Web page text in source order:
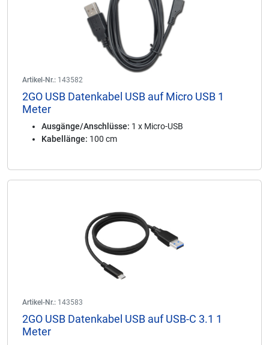
Artikel-Nr.: 143582
2GO USB Datenkabel USB auf Micro USB 1
Meter
Ausgänge/Anschlüsse: 1 x Micro-USB
Kabellänge: 100 cm
Artikel-Nr.: 143583
2GO USB Datenkabel USB auf USB-C 3.1 1
Meter